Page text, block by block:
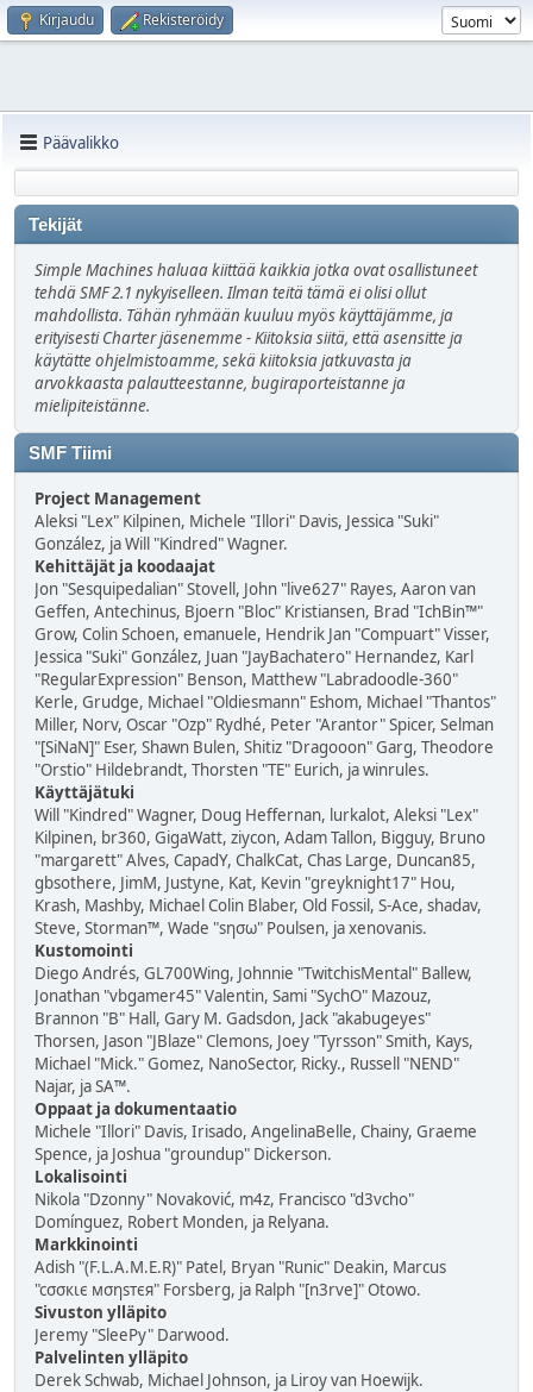
Kirjaudu Rekisteröidy
Päävalikko
Tekijät
Simple Machines haluaa kiittää kaikkia jotka ovat osallistuneet
tehdä SMF 2.1 nykyiselleen. Ilman teitä tämä ei olisi ollut
mahdollista. Tähän ryhmään kuuluu myös käyttäjämme, ja
erityisesti Charter jäsenemme - Kiitoksia siitä, että asensitte ja
käytätte ohjelmistoamme, sekä kiitoksia jatkuvasta ja
arvokkaasta palautteestanne, bugiraporteistanne ja
mielipiteistänne.
SMF Tiimi
Project Management
Aleksi "Lex" Kilpinen, Michele "Illori" Davis, Jessica "Suki"
González, ja Will "Kindred" Wagner.
Kehittäjät ja koodaajat
Jon "Sesquipedalian" Stovell, John "live627" Rayes, Aaron van
Geffen, Antechinus, Bjoern "Bloc" Kristiansen, Brad "IchBin™"
Grow, Colin Schoen, emanuele, Hendrik Jan "Compuart" Visser,
Jessica "Suki" González, Juan "JayBachatero" Hernandez, Karl
"RegularExpression" Benson, Matthew "Labradoodle-360"
Kerle, Grudge, Michael "Oldiesmann" Eshom, Michael "Thantos"
Miller, Norv, Oscar "Ozp" Rydhé, Peter "Arantor" Spicer, Selman
"[SiNaN]" Eser, Shawn Bulen, Shitiz "Dragooon" Garg, Theodore
"Orstio" Hildebrandt, Thorsten "TE" Eurich, ja winrules.
Käyttäjätuki
Will "Kindred" Wagner, Doug Heffernan, lurkalot, Aleksi "Lex"
Kilpinen, br360, GigaWatt, ziycon, Adam Tallon, Bigguy, Bruno
"margarett" Alves, CapadY, ChalkCat, Chas Large, Duncan85,
gbsothere, JimM, Justyne, Kat, Kevin "greyknight17" Hou,
Krash, Mashby, Michael Colin Blaber, Old Fossil, S-Ace, shadav,
Steve, Storman™, Wade "sησω" Poulsen, ja xenovanis.
Kustomointi
Diego Andrés, GL700Wing, Johnnie "TwitchisMental" Ballew,
Jonathan "vbgamer45" Valentin, Sami "SychO" Mazouz,
Brannon "B" Hall, Gary M. Gadsdon, Jack "akabugeyes"
Thorsen, Jason "JBlaze" Clemons, Joey "Tyrsson" Smith, Kays,
Michael "Mick." Gomez, NanoSector, Ricky., Russell "NEND"
Najar, ja SA™.
Oppaat ja dokumentaatio
Michele "Illori" Davis, Irisado, AngelinaBelle, Chainy, Graeme
Spence, ja Joshua "groundup" Dickerson.
Lokalisointi
Nikola "Dzonny" Novaković, m4z, Francisco "d3vcho"
Domínguez, Robert Monden, ja Relyana.
Markkinointi
Adish "(F.L.A.M.E.R)" Patel, Bryan "Runic" Deakin, Marcus
"cσσкιє мσηѕтєя" Forsberg, ja Ralph "[n3rve]" Otowo.
Sivuston ylläpito
Jeremy "SleePy" Darwood.
Palvelinten ylläpito
Derek Schwab, Michael Johnson, ja Liroy van Hoewijk.